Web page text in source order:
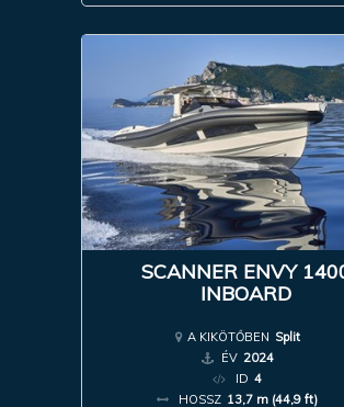
SCANNER ENVY
INBOARD
A KIKÖTŐBEN Split
ÉV 2024
ID 4
HOSSZ 13,7 m (44,9 ft)